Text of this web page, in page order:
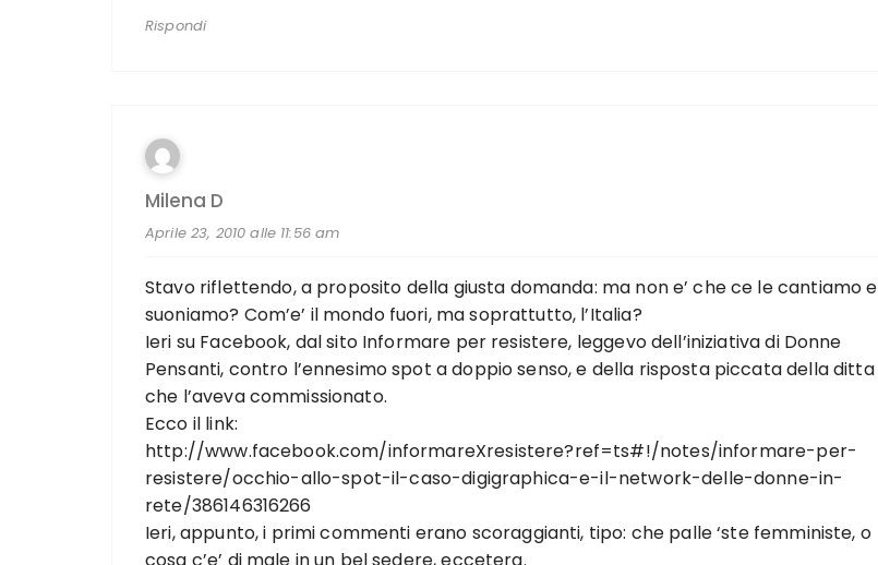
Rispondi
Milena D
Aprile 23, 2010 alle 11:56 am
Stavo riflettendo, a proposito della giusta domanda: ma non e’ che ce le cantiamo e
suoniamo? Com’e’ il mondo fuori, ma soprattutto, l’Italia?
Ieri su Facebook, dal sito Informare per resistere, leggevo dell’iniziativa di Donne
Pensanti, contro l’ennesimo spot a doppio senso, e della risposta piccata della ditta
che l’aveva commissionato.
Ecco il link:
http://www.facebook.com/informareXresistere?ref=ts#!/notes/informare-per-
resistere/occhio-allo-spot-il-caso-digigraphica-e-il-network-delle-donne-in-
rete/386146316266
Ieri, appunto, i primi commenti erano scoraggianti, tipo: che palle ‘ste femministe, o